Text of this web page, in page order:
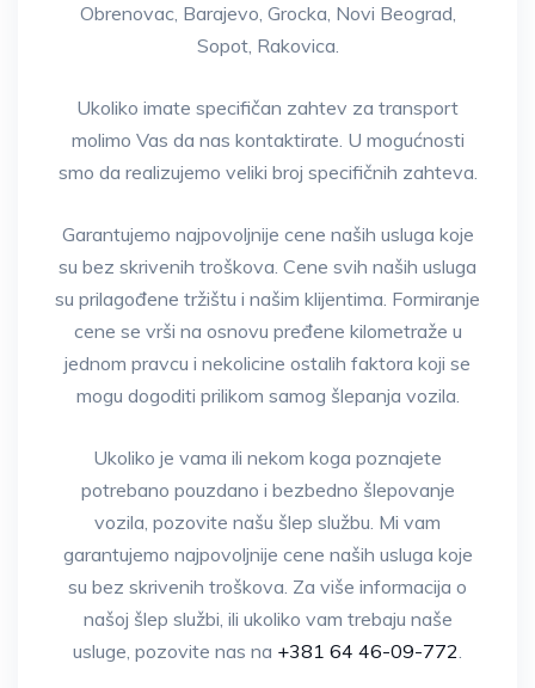
Obrenovac, Barajevo, Grocka, Novi Beograd,
Sopot, Rakovica.
Ukoliko imate specifičan zahtev za transport
molimo Vas da nas kontaktirate. U mogućnosti
smo da realizujemo veliki broj specifičnih zahteva.
Garantujemo najpovoljnije cene naših usluga koje
su bez skrivenih troškova. Cene svih naših usluga
su prilagođene tržištu i našim klijentima. Formiranje
cene se vrši na osnovu pređene kilometraže u
jednom pravcu i nekolicine ostalih faktora koji se
mogu dogoditi prilikom samog šlepanja vozila.
Ukoliko je vama ili nekom koga poznajete
potrebano pouzdano i bezbedno šlepovanje
vozila, pozovite našu šlep službu. Mi vam
garantujemo najpovoljnije cene naših usluga koje
su bez skrivenih troškova. Za više informacija o
našoj šlep službi, ili ukoliko vam trebaju naše
usluge, pozovite nas na +381 64 46-09-772.